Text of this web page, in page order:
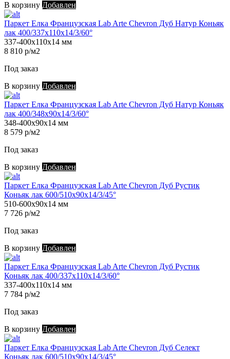
В корзину Добавлен
Паркет Елка Французская Lab Arte Chevron Дуб Натур Коньяк
лак 400/337х110х14/3/60°
337-400х110х14 мм
8 810 р/м2
Под заказ
В корзину Добавлен
Паркет Елка Французская Lab Arte Chevron Дуб Натур Коньяк
лак 400/348х90х14/3/60°
348-400х90х14 мм
8 579 р/м2
Под заказ
В корзину Добавлен
Паркет Елка Французская Lab Arte Chevron Дуб Рустик
Коньяк лак 600/510х90х14/3/45°
510-600х90х14 мм
7 726 р/м2
Под заказ
В корзину Добавлен
Паркет Елка Французская Lab Arte Chevron Дуб Рустик
Коньяк лак 400/337х110х14/3/60°
337-400х110х14 мм
7 784 р/м2
Под заказ
В корзину Добавлен
Паркет Елка Французская Lab Arte Chevron Дуб Селект
Коньяк лак 600/510х90х14/3/45°